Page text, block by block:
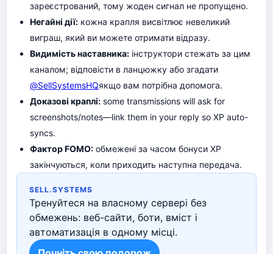
зареєстрований, тому жоден сигнал не пропущено.
Негайні дії: кожна крапля висвітлює невеликий
виграш, який ви можете отримати відразу.
Видимість наставника: інструктори стежать за цим
каналом; відповісти в ланцюжку або згадати
@SellSystemsHQякщо вам потрібна допомога.
Доказові краплі: some transmissions will ask for
screenshots/notes—link them in your reply so XP auto-
syncs.
Фактор FOMO: обмежені за часом бонуси XP
закінчуються, коли приходить наступна передача.
SELL.SYSTEMS
Тренуйтеся на власному сервері без
обмежень: веб-сайти, боти, вміст і
автоматизація в одному місці.